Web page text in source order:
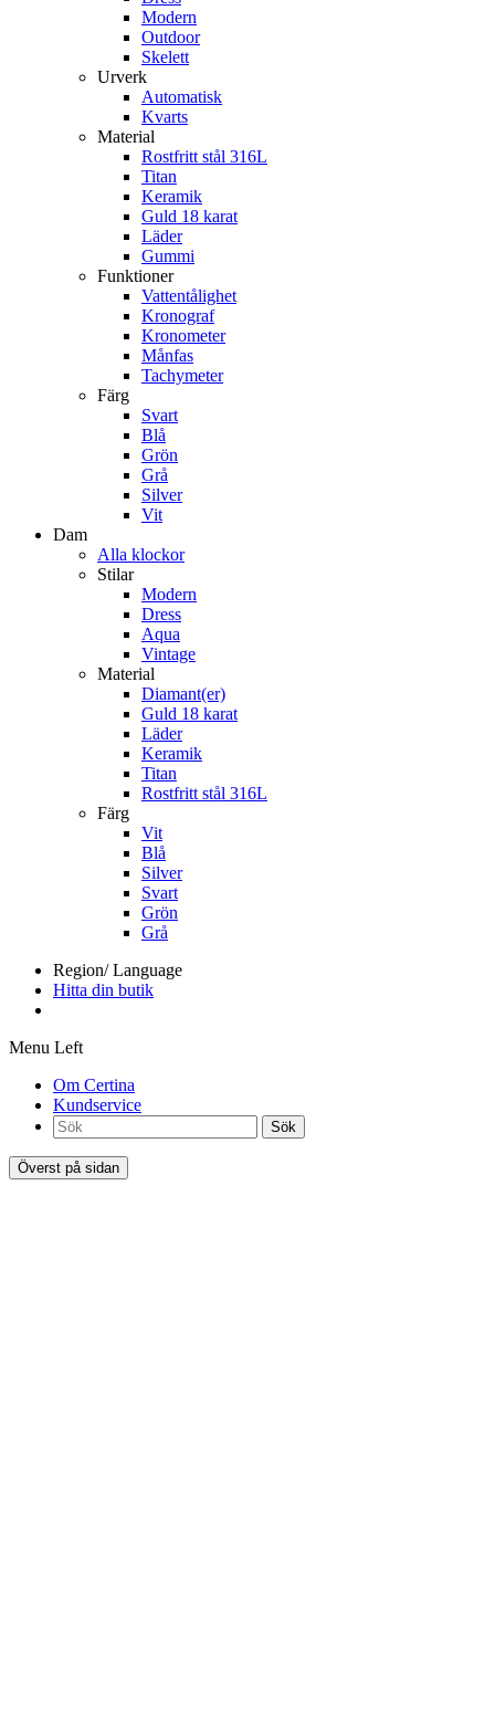
Modern
Outdoor
Skelett
Urverk
Automatisk
Kvarts
Material
Rostfritt stål 316L
Titan
Keramik
Guld 18 karat
Läder
Gummi
Funktioner
Vattentålighet
Kronograf
Kronometer
Månfas
Tachymeter
Färg
Svart
Blå
Grön
Grå
Silver
Vit
Dam
Alla klockor
Stilar
Modern
Dress
Aqua
Vintage
Material
Diamant(er)
Guld 18 karat
Läder
Keramik
Titan
Rostfritt stål 316L
Färg
Vit
Blå
Silver
Svart
Grön
Grå
Region/ Language
Hitta din butik
Menu Left
Om Certina
Kundservice
Sök
Överst på sidan